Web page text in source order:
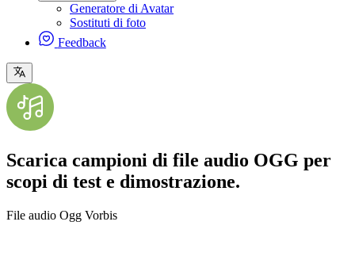
Generatore di Avatar
Sostituti di foto
Feedback
Scarica campioni di file audio OGG per
scopi di test e dimostrazione.
File audio Ogg Vorbis